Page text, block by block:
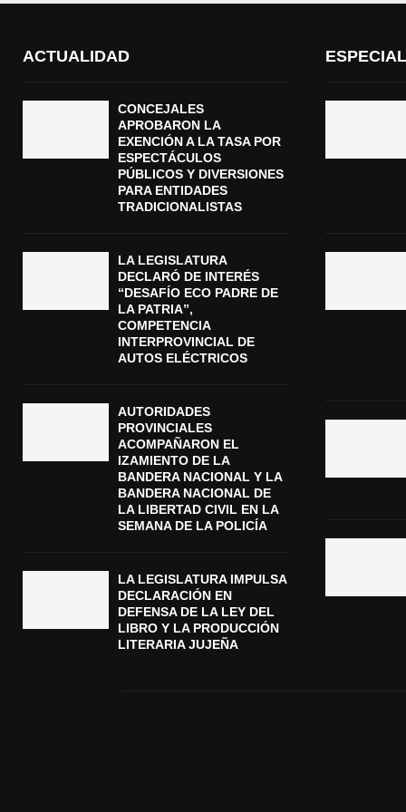
ACTUALIDAD
CONCEJALES
APROBARON LA
EXENCIÓN A LA TASA POR
ESPECTÁCULOS
PÚBLICOS Y DIVERSIONES
PARA ENTIDADES
TRADICIONALISTAS
LA LEGISLATURA
DECLARÓ DE INTERÉS
“DESAFÍO ECO PADRE DE
LA PATRIA”,
COMPETENCIA
INTERPROVINCIAL DE
AUTOS ELÉCTRICOS
AUTORIDADES
PROVINCIALES
ACOMPAÑARON EL
IZAMIENTO DE LA
BANDERA NACIONAL Y LA
BANDERA NACIONAL DE
LA LIBERTAD CIVIL EN LA
SEMANA DE LA POLICÍA
LA LEGISLATURA IMPULSA
DECLARACIÓN EN
DEFENSA DE LA LEY DEL
LIBRO Y LA PRODUCCIÓN
LITERARIA JUJEÑA